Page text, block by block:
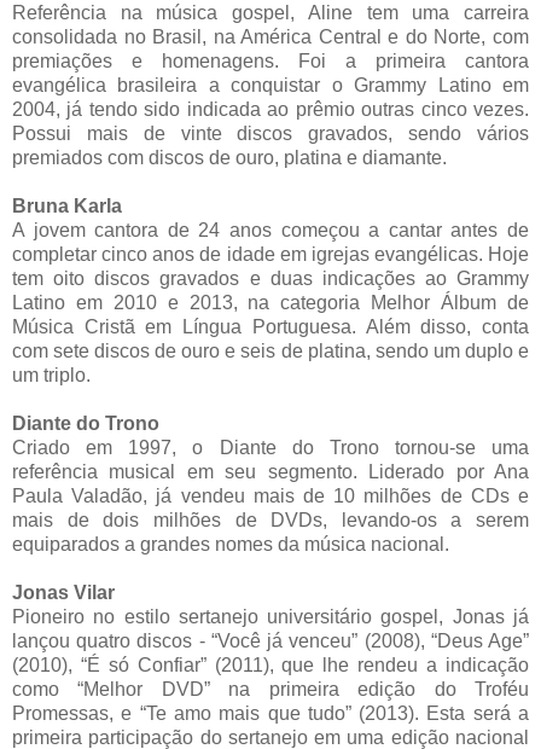
Referência na música gospel, Aline tem uma carreira
consolidada no Brasil, na América Central e do Norte, com
premiações e homenagens.
Foi a primeira cantora
evangélica brasileira a conquistar o Grammy Latino em
2004, já tendo sido indicada ao prêmio outras cinco vezes.
Possui mais de vinte discos gravados, sendo vários
premiados com discos de ouro, platina e diamante.
Bruna Karla
A jovem cantora de 24 anos começou a cantar antes de
completar cinco anos de idade em igrejas evangélicas. Hoje
tem oito discos gravados e duas indicações ao Grammy
Latino em 2010 e 2013, na categoria Melhor Álbum de
Música Cristã em Língua Portuguesa. Além disso, conta
com sete discos de ouro e seis de platina, sendo um duplo e
um triplo.
Diante do Trono
Criado em 1997, o Diante do Trono tornou-se uma
referência musical em seu segmento. Liderado por Ana
Paula Valadão, já vendeu mais de 10 milhões de CDs e
mais de dois milhões de DVDs, levando-os a serem
equiparados a grandes nomes da música nacional.
Jonas Vilar
Pioneiro no estilo sertanejo universitário gospel, Jonas já
lançou quatro discos - “Você já venceu” (2008), “Deus Age”
(2010), “É só Confiar” (2011), que lhe rendeu a indicação
como “Melhor DVD” na primeira edição do Troféu
Promessas, e “Te amo mais que tudo” (2013). Esta será a
primeira participação do sertanejo em uma edição nacional